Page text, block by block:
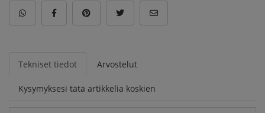
Tekniset tiedot Arvostelut
Kysymyksesi tätä artikkelia koskien